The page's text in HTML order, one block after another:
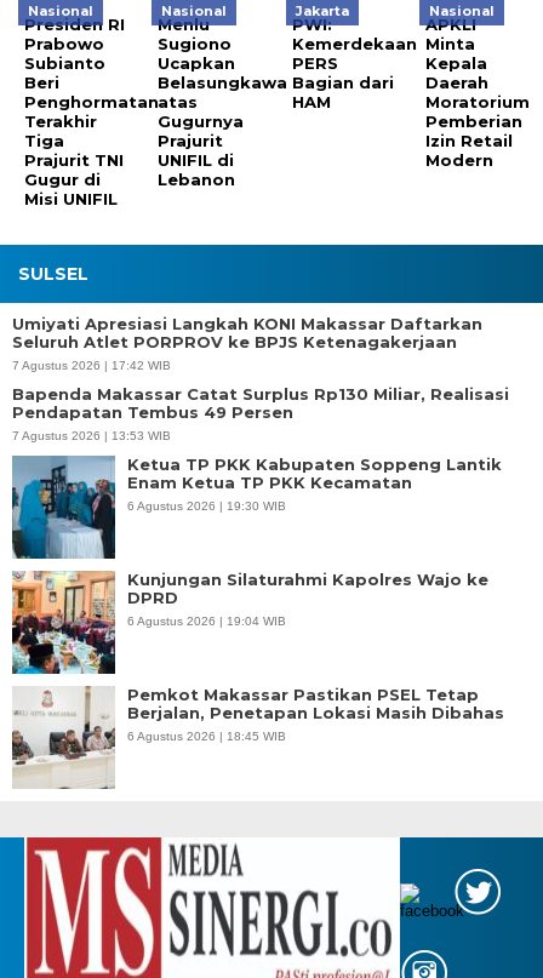
Nasional
Presiden RI
Prabowo
Subianto
Beri
Penghormatan
Terakhir
Tiga
Prajurit TNI
Gugur di
Misi UNIFIL
Nasional
Menlu
Sugiono
Ucapkan
Belasungkawa
atas
Gugurnya
Prajurit
UNIFIL di
Lebanon
Jakarta
PWI:
Kemerdekaan
PERS
Bagian dari
HAM
Nasional
APKLI
Minta
Kepala
Daerah
Moratorium
Pemberian
Izin Retail
Modern
SULSEL
Umiyati Apresiasi Langkah KONI Makassar Daftarkan
Seluruh Atlet PORPROV ke BPJS Ketenagakerjaan
7 Agustus 2026 | 17:42 WIB
Bapenda Makassar Catat Surplus Rp130 Miliar, Realisasi
Pendapatan Tembus 49 Persen
7 Agustus 2026 | 13:53 WIB
Ketua TP PKK Kabupaten Soppeng Lantik
Enam Ketua TP PKK Kecamatan
6 Agustus 2026 | 19:30 WIB
Kunjungan Silaturahmi Kapolres Wajo ke
DPRD
6 Agustus 2026 | 19:04 WIB
Pemkot Makassar Pastikan PSEL Tetap
Berjalan, Penetapan Lokasi Masih Dibahas
6 Agustus 2026 | 18:45 WIB